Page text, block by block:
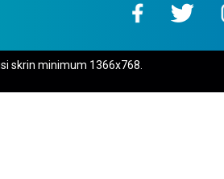
skrin minimum 1366x768.